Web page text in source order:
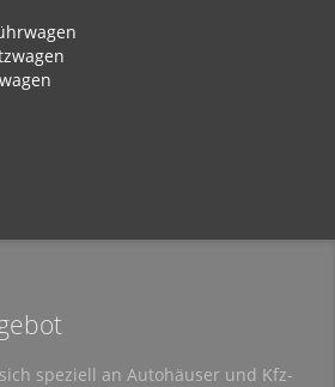
speziell an Autohäuser und Kfz-